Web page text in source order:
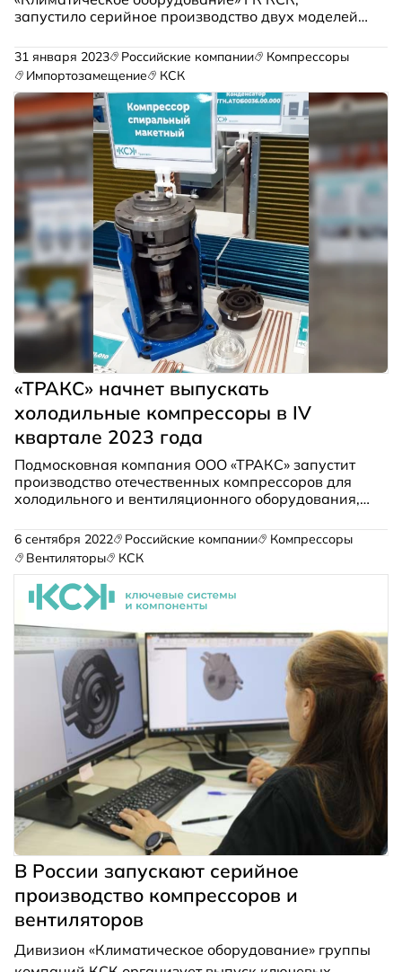
запустило серийное производство двух моделей
спецтехники. Первая установка предназначена
для пассажирских автобусов большого класса и
при необходимости может оснащаться встроенной
системой обеззараживания воздуха. Вторая
модель является универсальным агрегатом,
который в зависимости от комплектации может
устанавливаться на широкий перечень
транспортных средств, в том числе, на легкий
коммерческий транспорт, автобусы малого класса
и спецтехнику.
31 января 2023 Российские компании
Компрессоры
Импортозамещение
КСК
«ТРАКС» начнет выпускать
холодильные компрессоры в IV
квартале 2023 года
Подмосковная компания ООО «ТРАКС» запустит
производство отечественных компрессоров для
холодильного и вентиляционного оборудования,
Он уточнил, что объем инвестиций в
импортозамещающий проект предприятия
составил 625 млн рублей. Будет создано более 30
рабочих мест, старт производства – IV квартал
2023 года.
6 сентября 2022 Российские компании
Компрессоры
Вентиляторы
КСК
В России запускают серийное
производство компрессоров и
вентиляторов
Дивизион «Климатическое оборудование» группы